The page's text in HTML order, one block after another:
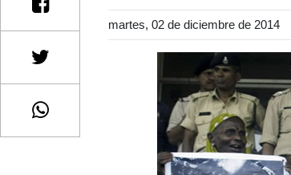
martes, 02 de diciembre de 2014